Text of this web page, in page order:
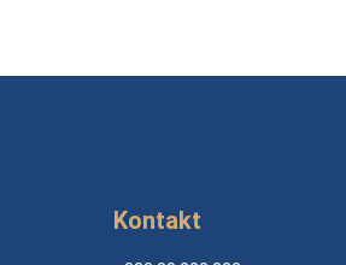
Kontakt